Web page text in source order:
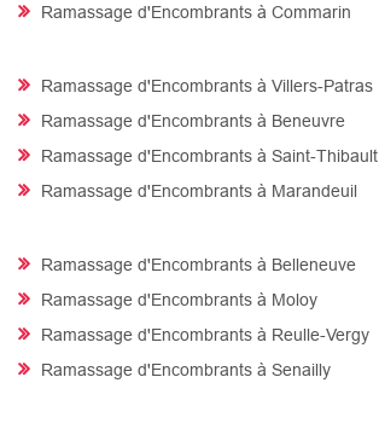
Ramassage d'Encombrants à Commarin
Ramassage d'Encombrants à Villers-Patras
Ramassage d'Encombrants à Beneuvre
Ramassage d'Encombrants à Saint-Thibault
Ramassage d'Encombrants à Marandeuil
Ramassage d'Encombrants à Belleneuve
Ramassage d'Encombrants à Moloy
Ramassage d'Encombrants à Reulle-Vergy
Ramassage d'Encombrants à Senailly